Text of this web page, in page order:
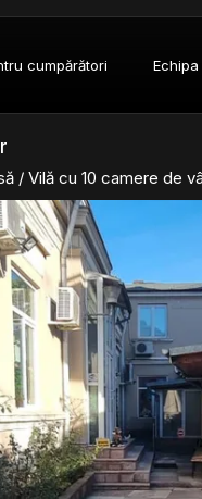
cumpărători Echipa
/ Vilă cu 10 camere de